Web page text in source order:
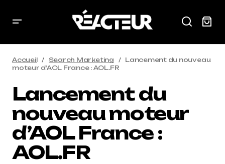
Accueil Search Marketing
Lancement du nouveau
moteur d’AOL France : AOL.FR
Lancement du
nouveau moteur
d’AOL France :
AOL.FR